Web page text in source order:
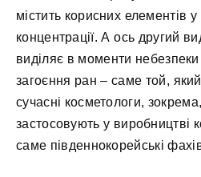
містить корисних елементів у
концентрації. А ось другий
виділяє в моменти
загоєння ран – саме той,
сучасні косметологи,
застосовують у виробництві
саме південнокорейські